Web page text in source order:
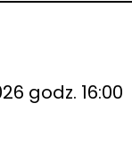
godz. 16:00